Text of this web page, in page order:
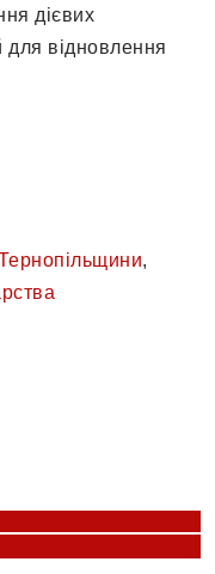
дієвих
для відновлення
,